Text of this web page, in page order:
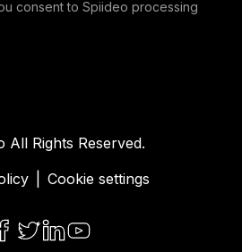
All Rights Reserved.
Cookie settings